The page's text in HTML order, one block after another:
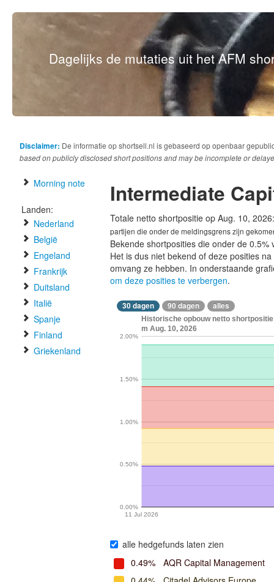
Dagelijks de mutaties uit het AFM
Disclaimer: De informatie op shortsell.nl is gebaseerd op openbaar
based on publicly disclosed short positions and may be incomplete or
Morning note
Landen:
Nederland
België
Engeland
Frankrijk
Duitsland
Italië
Spanje
Finland
Griekenland
Intermediate
Totale netto shortpositie op Aug. 10,
partijen die onder de meldingsgrens zijn
Bekende shortposities die onder de
Het is dus niet bekend of deze posities
omvang ze hebben. In onderstaande
om deze posities te verbergen.
30 dagen 90 dagen alles
Historische opbouw netto
m Aug. 10, 2026
11 Jul 2026
0.00%
0.50%
1.00%
1.50%
2.00%
alle hedgefunds laten zien
0.49%
AQR Capital Management